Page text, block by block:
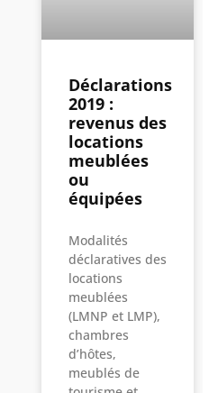
Déclarations
2019 :
revenus des
locations
meublées
ou
équipées
Modalités
déclaratives des
locations
meublées
(LMNP et LMP),
chambres
d’hôtes,
meublés de